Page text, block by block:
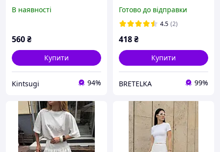
В наявності
560₴
Купити
Kintsugi 94%
Готово до відправки
4.5 (2)
418₴
Купити
BRETELKA 99%